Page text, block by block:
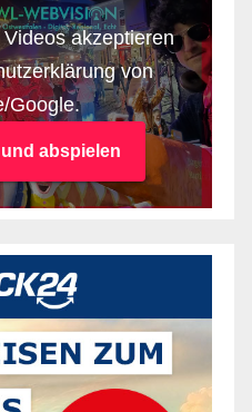
akzeptieren
von
Google.
abspielen